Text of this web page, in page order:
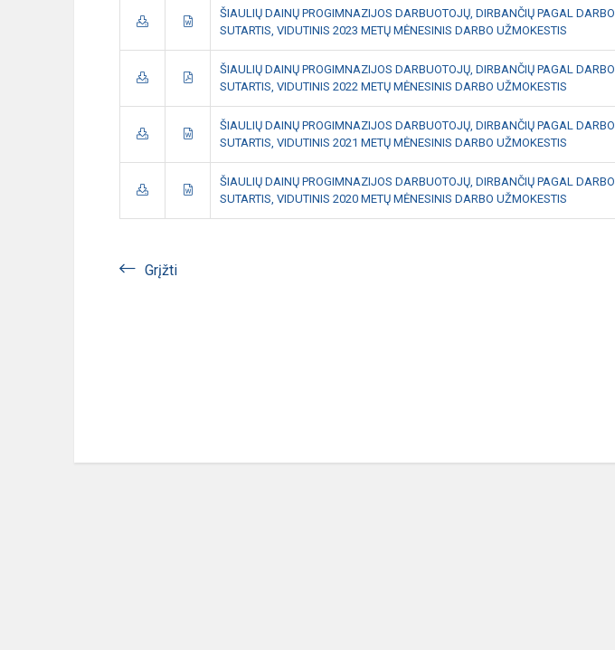
ŠIAULIŲ DAINŲ PROGIMNAZIJOS DARBUOTOJŲ, DIRBANČIŲ PAGAL DARBO
SUTARTIS, VIDUTINIS 2023 METŲ MĖNESINIS DARBO UŽMOKESTIS
ŠIAULIŲ DAINŲ PROGIMNAZIJOS DARBUOTOJŲ, DIRBANČIŲ PAGAL DARBO
SUTARTIS, VIDUTINIS 2022 METŲ MĖNESINIS DARBO UŽMOKESTIS
ŠIAULIŲ DAINŲ PROGIMNAZIJOS DARBUOTOJŲ, DIRBANČIŲ PAGAL DARBO
SUTARTIS, VIDUTINIS 2021 METŲ MĖNESINIS DARBO UŽMOKESTIS
ŠIAULIŲ DAINŲ PROGIMNAZIJOS DARBUOTOJŲ, DIRBANČIŲ PAGAL DARBO
SUTARTIS, VIDUTINIS 2020 METŲ MĖNESINIS DARBO UŽMOKESTIS
Grįžti